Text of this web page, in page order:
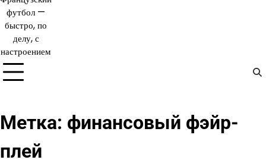
футбол —
быстро, по
делу, с
настроением
Метка: финансовый фэйр-
плей